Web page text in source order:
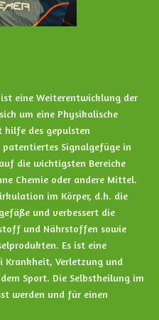
eine Weiterentwicklung der
um eine Physikalische
hilfe des gepulsten
patentiertes Signalgefüge in
die wichtigsten Bereiche
Chemie oder andere Mittel.
im Körper, d.h. die
und verbessert die
und Nährstoffen sowie
Es ist eine
Verletzung und
Sport. Die Selbstheilung im
werden und für einen